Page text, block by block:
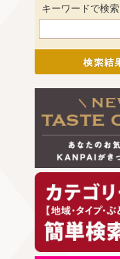
キーワードで検索